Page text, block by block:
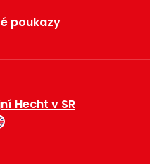
poukazy
Hecht v SR